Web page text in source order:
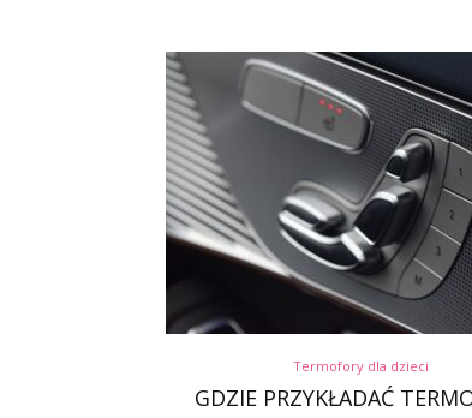
Termofory dla dzieci
GDZIE PRZYKŁADAĆ